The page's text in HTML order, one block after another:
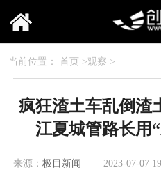
当前位置： 首页 >观察 >
疯狂渣土车乱倒渣
江夏城管路长用
来源： 极目新闻 2023-07-07